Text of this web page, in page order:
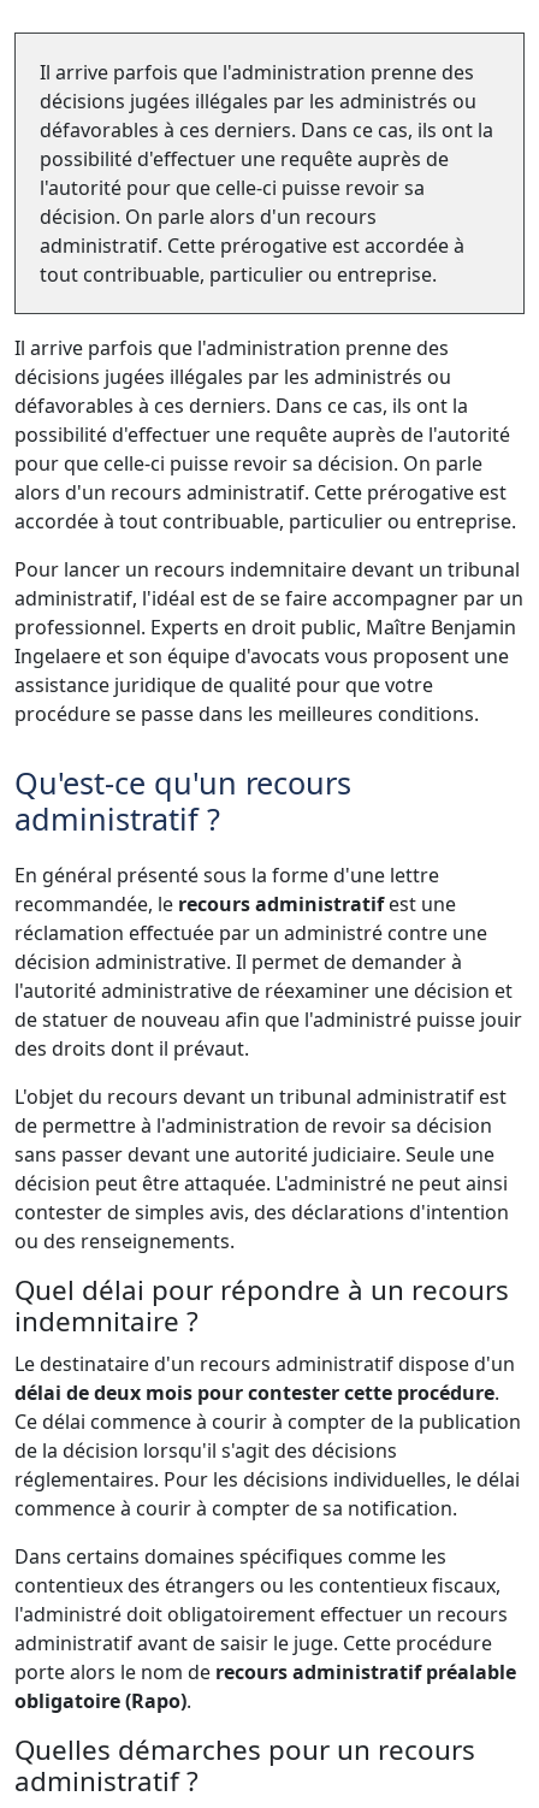
Il arrive parfois que l'administration prenne des
décisions jugées illégales par les administrés ou
défavorables à ces derniers. Dans ce cas, ils ont la
possibilité d'effectuer une requête auprès de
l'autorité pour que celle-ci puisse revoir sa
décision. On parle alors d'un recours
administratif. Cette prérogative est accordée à
tout contribuable, particulier ou entreprise.
Il arrive parfois que l'administration prenne des
décisions jugées illégales par les administrés ou
défavorables à ces derniers. Dans ce cas, ils ont la
possibilité d'effectuer une requête auprès de l'autorité
pour que celle-ci puisse revoir sa décision. On parle
alors d'un recours administratif. Cette prérogative est
accordée à tout contribuable, particulier ou entreprise.
Pour lancer un recours indemnitaire devant un tribunal
administratif, l'idéal est de se faire accompagner par un
professionnel. Experts en droit public, Maître Benjamin
Ingelaere et son équipe d'avocats vous proposent une
assistance juridique de qualité pour que votre
procédure se passe dans les meilleures conditions.
Qu'est-ce qu'un recours
administratif ?
En général présenté sous la forme d'une lettre
recommandée, le recours administratifest une
réclamation effectuée par un administré contre une
décision administrative. Il permet de demander à
l'autorité administrative de réexaminer une décision et
de statuer de nouveau afin que l'administré puisse jouir
des droits dont il prévaut.
L'objet du recours devant un tribunal administratif est
de permettre à l'administration de revoir sa décision
sans passer devant une autorité judiciaire. Seule une
décision peut être attaquée. L'administré ne peut ainsi
contester de simples avis, des déclarations d'intention
ou des renseignements.
Quel délai pour répondre à un recours
indemnitaire ?
Le destinataire d'un recours administratif dispose d'un
délai de deux mois pour contester cette procédure.
Ce délai commence à courir à compter de la publication
de la décision lorsqu'il s'agit des décisions
réglementaires. Pour les décisions individuelles, le délai
commence à courir à compter de sa notification.
Dans certains domaines spécifiques comme les
contentieux des étrangers ou les contentieux fiscaux,
l'administré doit obligatoirement effectuer un recours
administratif avant de saisir le juge. Cette procédure
porte alors le nom de recours administratif préalable
obligatoire (Rapo).
Quelles démarches pour un recours
administratif ?